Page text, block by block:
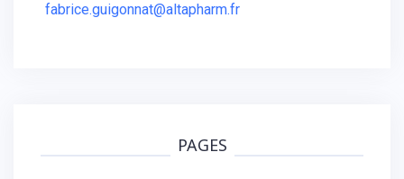
fabrice.guigonnat@altapharm.fr
PAGES